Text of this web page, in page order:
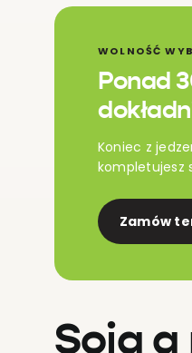
WOLNOŚĆ
Ponad
Koniec z
kompletujesz
Zamów
Soja